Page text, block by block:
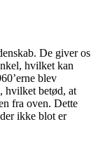
De giver os
hvilket kan
blev
hvilket betød, at
fra oven. Dette
ikke blot er